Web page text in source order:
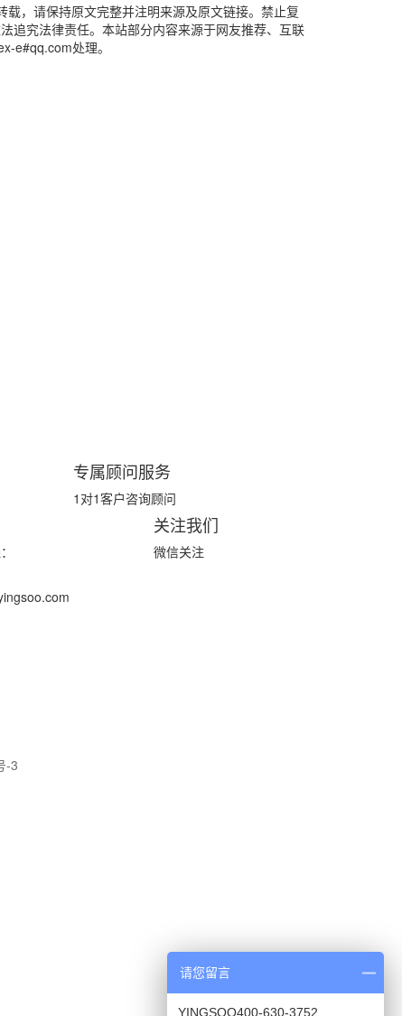
，请保持原文完整并注明来源及原文链接。禁止复
追究法律责任。本站部分内容来源于网友推荐、互联
e#qq.com处理。
专属顾问服务
1对1客户咨询顾问
关注我们
微信关注
-3
请您留言
YINGSOO400-630-3752